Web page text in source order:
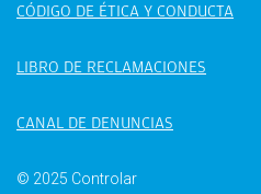
CÓDIGO DE ÉTICA Y CONDUCTA
LIBRO DE RECLAMACIONES
CANAL DE DENUNCIAS
© 2025 Controlar